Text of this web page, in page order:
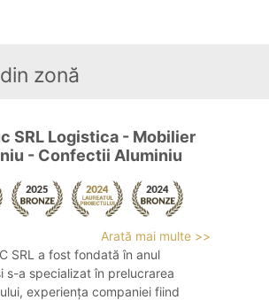
zonă
SRL Logistica - Mobilier
- Confectii Aluminiu
Arată mai multe >>
SRL a fost fondată în anul
s-a specializat în prelucrarea
experiența companiei fiind